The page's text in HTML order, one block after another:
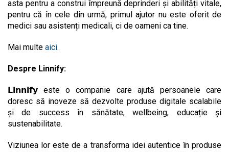
asta pentru a construi împreună deprinderi și abilități vitale,
pentru că în cele din urmă, primul ajutor nu este oferit de
medici sau asistenți medicali, ci de oameni ca tine.
Mai multe aici.
Despre Linnify:
𝗟𝗶𝗻𝗻𝗶𝗳𝘆 este o companie care ajută persoanele care
doresc să inoveze să dezvolte produse digitale scalabile
și de success în sănătate, wellbeing, educație și
sustenabilitate.
Viziunea lor este de a transforma idei autentice în produse